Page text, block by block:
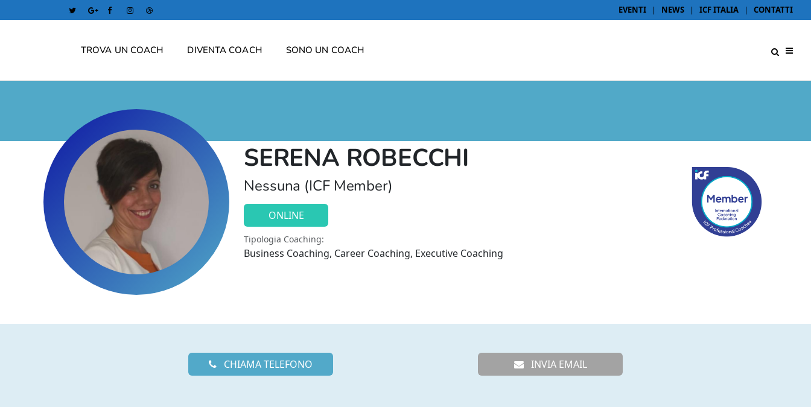
EVENTI | NEWS | ICF ITALIA | CONTATTI
TROVA UN COACH DIVENTA COACH SONO UN COACH
SERENA ROBECCHI
Nessuna (ICF Member)
ONLINE
Tipologia Coaching:
Business Coaching, Career Coaching, Executive Coaching
CHIAMA TELEFONO INVIA EMAIL